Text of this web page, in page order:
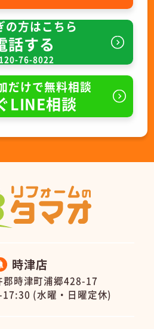
の方はこちら
話する
76-8022
だけで無料相談
LINE相談
時津店
郡時津町浦郷428-17
(水曜・日曜定休)